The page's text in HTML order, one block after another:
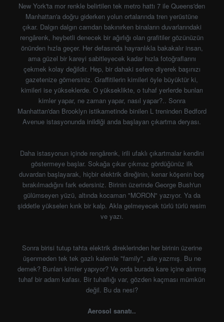
New York'ta mor renkle belirtilen tek metro hattı 7 ile Queens'den
Manhattan'a doğru giderken yolun ortalarında tren yerüstüne
çıkar. Dalgın dalgın camdan bakınırken binaların duvarlarındaki
rengârenk, heybetli denecek bir ağırlığı olan grafitiler gözünüzün
önünden hızla geçer. Her defasında hayranlıkla bakakalır insan,
ama güzel bir kareyi sabitleyecek kadar hızla fotoğraflarını
çekmek kolay değildir. Hep, bir dahaki sefere diyerek başınızı
gazetenize gömersiniz. Graffitilerin kimileri öyle büyüktür ki,
kimileri ise yükseklerde. O yükseklikte, o tuhaf yerlerde bunları
kimler yapar, ne zaman yapar, nasıl yapar?.. Sonra
Manhattan'dan Brooklyn istikametinde binilen L treninden Bedford
Avenue istasyonunda inildiği anda başlayan çıkartma deryası.
Daha istasyonun içinde rengârenk, irili ufaklı çıkartmalar kendini
göstermeye başlar. Sokağa çıkar çıkmaz gördüğünüz ilk
duvardan başlayarak, hiçbir elektrik direğinin, kenar köşenin boş
bırakılmadığını fark edersiniz. Birinin üzerinde George Bush'un
gülümseyen yüzü, altında kocaman "MORON" yazıyor. Ya da
şiddetle yükselen kırık bir kalp. Akla gelmeyecek türlü türlü resim
ve yazı.
Sonra birisi tutup tahta elektrik direklerinden her birinin üzerine
üşenmeden tek tek gazlı kalemle "family", aile yazmış. Bu ne
demek? Bunları kimler yapıyor? Ve orda burada kare içine alınmış
tuhaf bir adam kafası. Bir tuhaflığı var, gözden kaçması mümkün
değil. Bu da nesi?
Aerosol sanatı..